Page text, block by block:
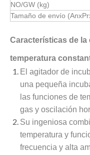
NO/GW (kg)
Tamaño de envío
Características de
temperatura
El agitador de
una pequeña
las funciones de
gas y oscilación
Su ingeniosa
temperatura y
frecuencia y alta